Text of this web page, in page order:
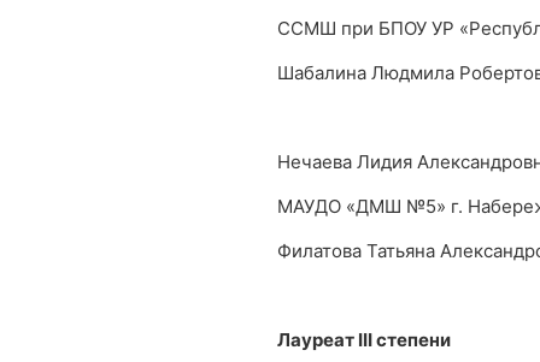
ССМШ при БПОУ УР
Шабалина Людмила
Нечаева Лидия
МАУДО «ДМШ №5» г.
Филатова Татьяна
Лауреат IIIстепени